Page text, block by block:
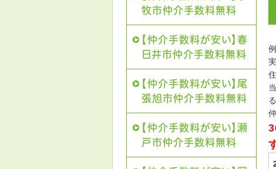
牧市仲介手数料無料
【仲介手数料が安い】春
日井市仲介手数料無料
【仲介手数料が安い】尾
張旭市仲介手数料無料
【仲介手数料が安い】瀬
戸市仲介手数料無料